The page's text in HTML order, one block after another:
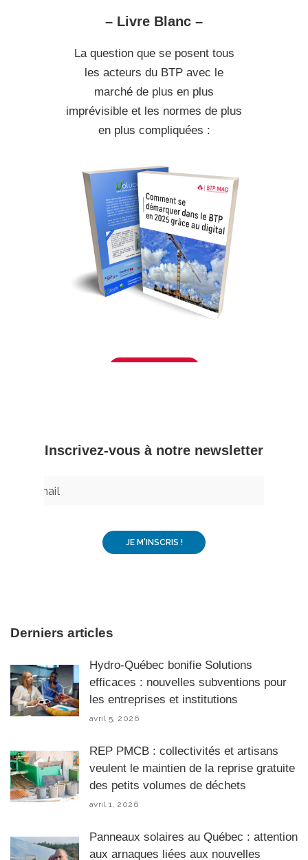
– Livre Blanc –
La question que se posent tous
les acteurs du BTP avec le
marché de plus en plus
imprévisible et les normes de plus
en plus compliquées :
– Inscrivez-vous à notre newsletter –
Derniers articles
Hydro-Québec bonifie Solutions
efficaces : nouvelles subventions pour
les entreprises et institutions
avril 5, 2026
REP PMCB : collectivités et artisans
veulent le maintien de la reprise gratuite
des petits volumes de déchets
avril 1, 2026
Panneaux solaires au Québec : attention
aux arnaques liées aux nouvelles